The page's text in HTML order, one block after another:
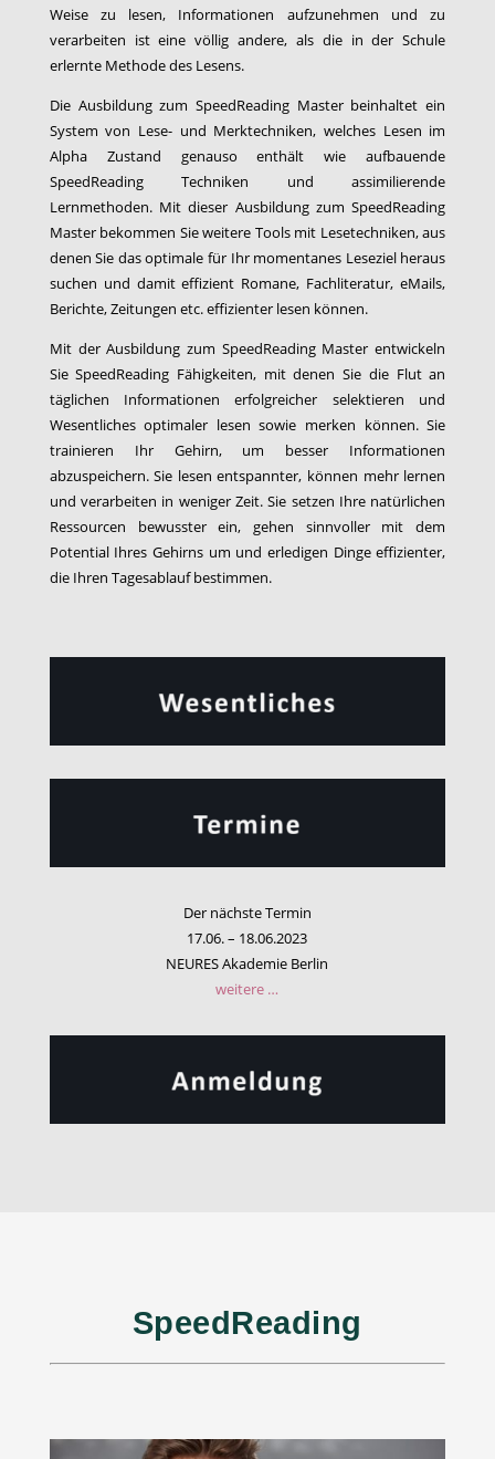
Weise zu lesen, Informationen aufzunehmen und zu
verarbeiten ist eine völlig andere, als die in der Schule
erlernte Methode des Lesens.
Die Ausbildung zum SpeedReading Master beinhaltet ein
System von Lese- und Merktechniken, welches Lesen im
Alpha Zustand genauso enthält wie aufbauende
SpeedReading Techniken und assimilierende
Lernmethoden. Mit dieser Ausbildung zum SpeedReading
Master bekommen Sie weitere Tools mit Lesetechniken, aus
denen Sie das optimale für Ihr momentanes Leseziel heraus
suchen und damit effizient Romane, Fachliteratur, eMails,
Berichte, Zeitungen etc. effizienter lesen können.
Mit der Ausbildung zum SpeedReading Master entwickeln
Sie SpeedReading Fähigkeiten, mit denen Sie die Flut an
täglichen Informationen erfolgreicher selektieren und
Wesentliches optimaler lesen sowie merken können. Sie
trainieren Ihr Gehirn, um besser Informationen
abzuspeichern. Sie lesen entspannter, können mehr lernen
und verarbeiten in weniger Zeit. Sie setzen Ihre natürlichen
Ressourcen bewusster ein, gehen sinnvoller mit dem
Potential Ihres Gehirns um und erledigen Dinge effizienter,
die Ihren Tagesablauf bestimmen.
Der nächste Termin
17.06. – 18.06.2023
NEURES Akademie Berlin
weitere …
SpeedReading